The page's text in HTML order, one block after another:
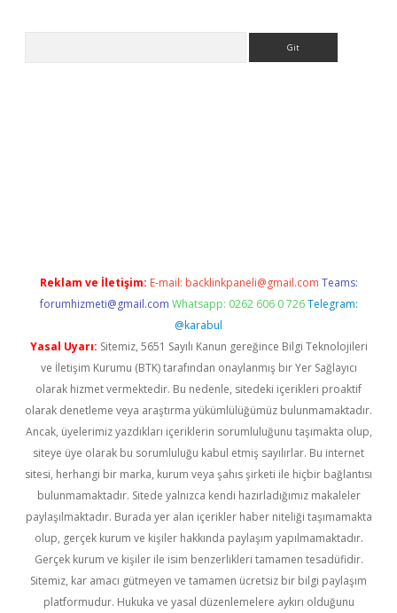
Reklam ve İletişim: E-mail: backlinkpaneli@gmail.com Teams:
forumhizmeti@gmail.com Whatsapp: 0262 606 0 726 Telegram:
@karabul
Yasal Uyarı: Sitemiz, 5651 Sayılı Kanun gereğince Bilgi Teknolojileri
ve İletişim Kurumu (BTK) tarafından onaylanmış bir Yer Sağlayıcı
olarak hizmet vermektedir. Bu nedenle, sitedeki içerikleri proaktif
olarak denetleme veya araştırma yükümlülüğümüz bulunmamaktadır.
Ancak, üyelerimiz yazdıkları içeriklerin sorumluluğunu taşımakta olup,
siteye üye olarak bu sorumluluğu kabul etmiş sayılırlar. Bu internet
sitesi, herhangi bir marka, kurum veya şahıs şirketi ile hiçbir bağlantısı
bulunmamaktadır. Sitede yalnızca kendi hazırladığımız makaleler
paylaşılmaktadır. Burada yer alan içerikler haber niteliği taşımamakta
olup, gerçek kurum ve kişiler hakkında paylaşım yapılmamaktadır.
Gerçek kurum ve kişiler ile isim benzerlikleri tamamen tesadüfidir.
Sitemiz, kar amacı gütmeyen ve tamamen ücretsiz bir bilgi paylaşım
platformudur. Hukuka ve yasal düzenlemelere aykırı olduğunu